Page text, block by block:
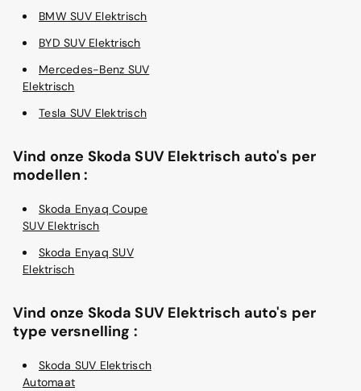
BMW SUV Elektrisch
BYD SUV Elektrisch
Mercedes-Benz SUV
Elektrisch
Tesla SUV Elektrisch
Vind onze Skoda SUV Elektrisch auto's per
modellen :
Skoda Enyaq Coupe
SUV Elektrisch
Skoda Enyaq SUV
Elektrisch
Vind onze Skoda SUV Elektrisch auto's per
type versnelling :
Skoda SUV Elektrisch
Automaat